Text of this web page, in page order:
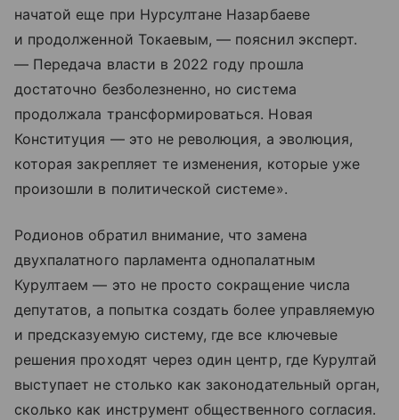
начатой еще при Нурсултане Назарбаеве
и продолженной Токаевым, — пояснил эксперт.
— Передача власти в 2022 году прошла
достаточно безболезненно, но система
продолжала трансформироваться. Новая
Конституция — это не революция, а эволюция,
которая закрепляет те изменения, которые уже
произошли в политической системе».
Родионов обратил внимание, что замена
двухпалатного парламента однопалатным
Курултаем — это не просто сокращение числа
депутатов, а попытка создать более управляемую
и предсказуемую систему, где все ключевые
решения проходят через один центр, где Курултай
выступает не столько как законодательный орган,
сколько как инструмент общественного согласия.